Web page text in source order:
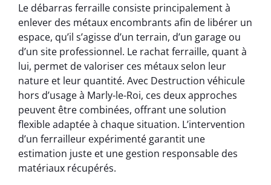
Le débarras ferraille consiste principalement à
enlever des métaux encombrants afin de libérer un
espace, qu’il s’agisse d’un terrain, d’un garage ou
d’un site professionnel. Le rachat ferraille, quant à
lui, permet de valoriser ces métaux selon leur
nature et leur quantité. Avec Destruction véhicule
hors d’usage à Marly-le-Roi, ces deux approches
peuvent être combinées, offrant une solution
flexible adaptée à chaque situation. L’intervention
d’un ferrailleur expérimenté garantit une
estimation juste et une gestion responsable des
matériaux récupérés.